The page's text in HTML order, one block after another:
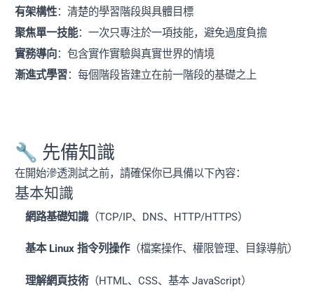
有架構性：清楚的學習階段與具體目標
聚焦單一技能：一次只專注於一項技能，避免過度負擔
實務導向：包含實作實驗與真實世界的情境
漸進式學習：每個階段皆建立在前一階段的基礎之上
🔧 先備知識
在開始滲透測試之前，請確保你已具備以下內容：
基本知識
網路基礎知識（TCP/IP、DNS、HTTP/HTTPS）
基本 Linux 指令列操作（檔案操作、權限管理、目錄導航）
理解網頁技術（HTML、CSS、基本 JavaScript）